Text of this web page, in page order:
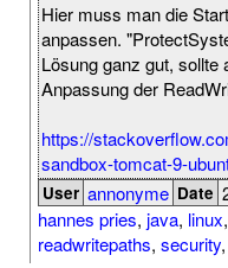
Hier muss man die
anpassen.
Lösung ganz gut, sollte
Anpassung der
https://
sandbox-tomcat-9-
User annonyme Date
hannes pries, java, linux,
readwritepaths, security,